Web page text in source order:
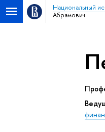
Национальный
Абрамович